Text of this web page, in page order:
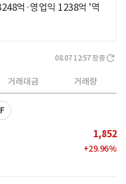
억·영업익 1238억 '역
08.07 12:57 장중
거래대금 거래량
1,852
+29.96%